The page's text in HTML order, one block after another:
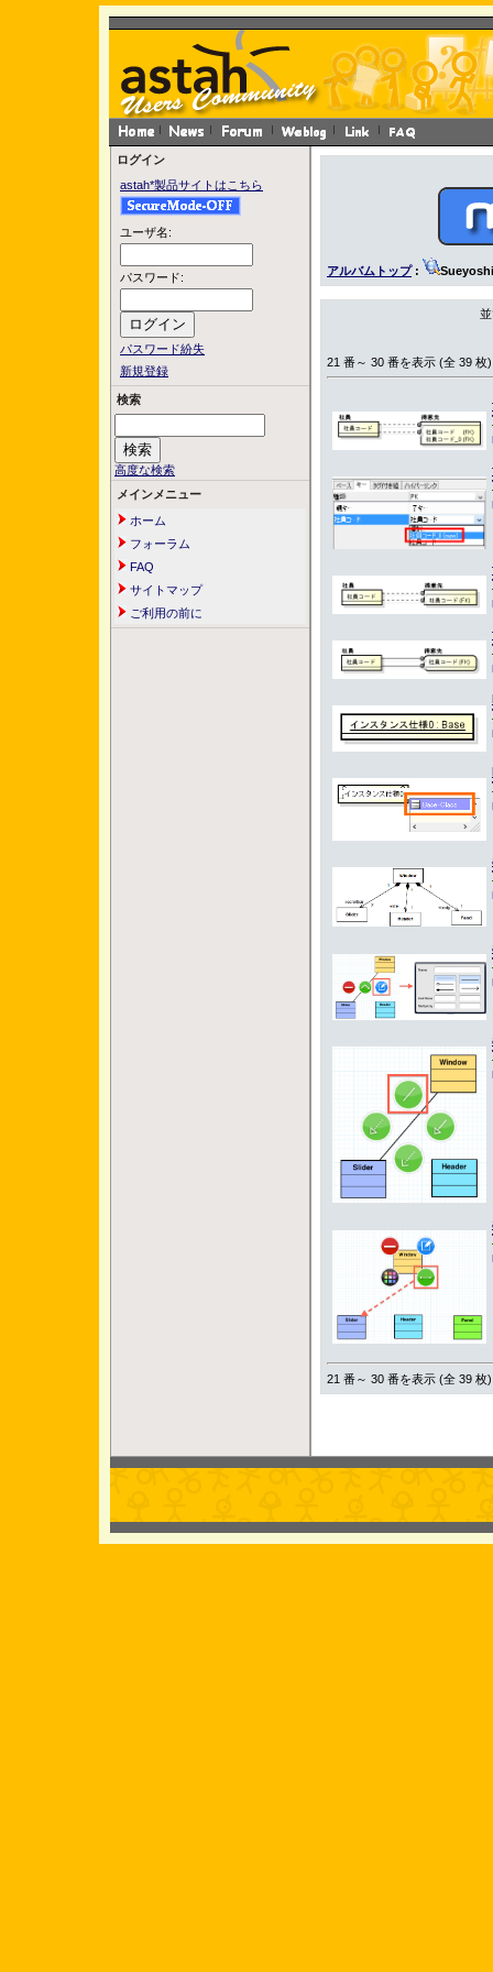
ログイン
astah*製品サイトはこちら
ユーザ名:
パスワード:
パスワード紛失
新規登録
検索
高度な検索
メインメニュー
ホーム
フォーラム
FAQ
サイトマップ
ご利用の前に
アルバムトップ: Sueyoshi
21 番～ 30 番を表示 (全 39 枚)
21 番～ 30 番を表示 (全 39 枚)